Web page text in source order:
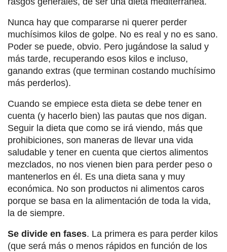
Nunca hay que compararse ni querer perder
muchísimos kilos de golpe. No es real y no es sano.
Poder se puede, obvio. Pero jugándose la salud y
más tarde, recuperando esos kilos e incluso,
ganando extras (que terminan costando muchísimo
más perderlos).
Cuando se empiece esta dieta se debe tener en
cuenta (y hacerlo bien) las pautas que nos digan.
Seguir la dieta que como se irá viendo, más que
prohibiciones, son maneras de llevar una vida
saludable y tener en cuenta que ciertos alimentos
mezclados, no nos vienen bien para perder peso o
mantenerlos en él. Es una dieta sana y muy
económica. No son productos ni alimentos caros
porque se basa en la alimentación de toda la vida,
la de siempre.
Se divide en fases. La primera es para perder kilos
(que será más o menos rápidos en función de los